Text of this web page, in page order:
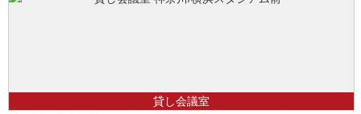
貸し会議室